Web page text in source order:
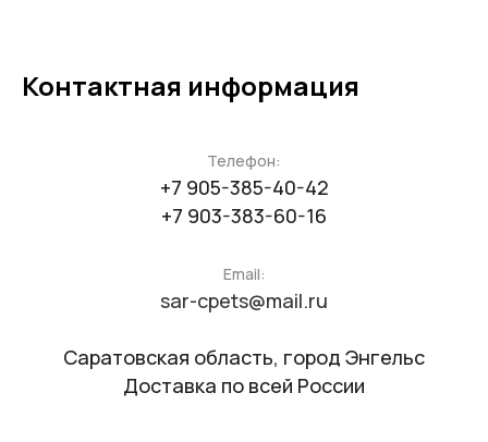
Контактная информация
Телефон:
+7 905-385-40-42
+7 903-383-60-16
Email:
sar-cpets@mail.ru
Саратовская область, город Энгельс
Доставка по всей России